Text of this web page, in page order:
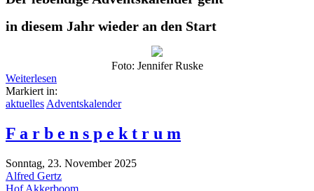
in diesem Jahr wieder an den Start
Foto: Jennifer Ruske
Weiterlesen
Markiert in:
aktuelles Adventskalender
F a r b e n s p e k t r u m
Sonntag, 23. November 2025
Alfred Gertz
Hof Akkerboom